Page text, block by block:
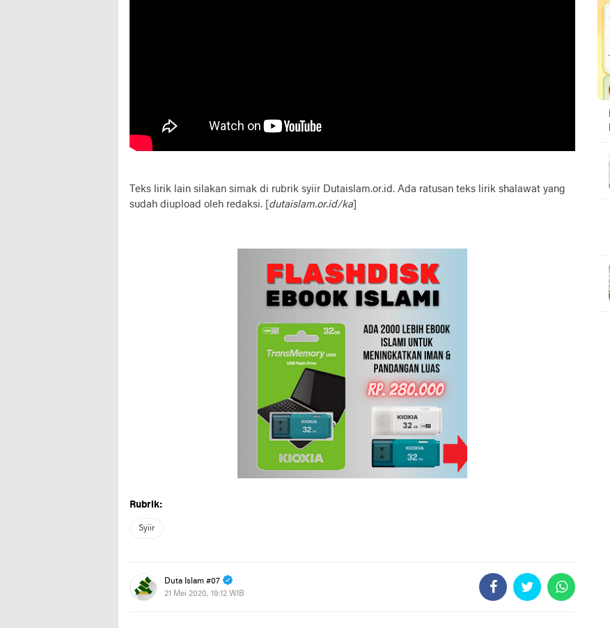
Teks lirik lain silakan simak di rubrik syiir Dutaislam.or.id. Ada ratusan teks lirik shalawat yang
sudah diupload oleh redaksi. [ dutaislam.or.id/ka]
Rubrik:
Syiir
Duta Islam #07
21 Mei 2020, 19:12 WIB